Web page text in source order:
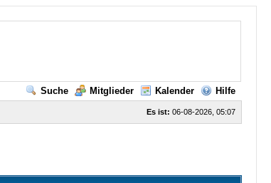
Suche Mitglieder Kalender Hilfe
Es ist: 06-08-2026, 05:07